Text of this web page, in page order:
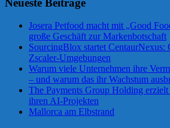
Josera Petfood macht mit „Good
große Geschäft zur Markenbotschaft
SourcingBlox startet CentaurNexus:
Zscaler-Umgebungen
Warum viele Unternehmen ihre
– und warum das ihr Wachstum
The Payments Group Holding
ihren AI-Projekten
Mallorca am Elbstrand